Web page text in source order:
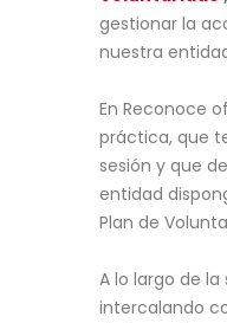
gestionar la
nuestra
En Reconoce
práctica, que
sesión y que
entidad
Plan de
A lo largo de la
intercalando